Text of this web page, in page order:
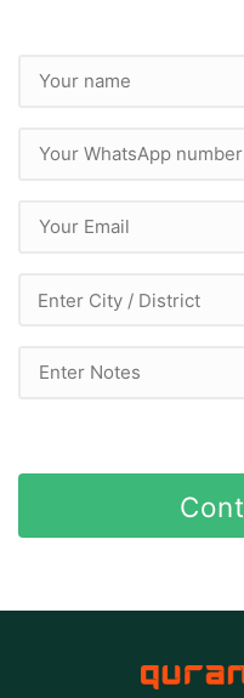
Enter City / District